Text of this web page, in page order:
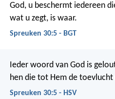
God, u beschermt iedereen
wat u zegt, is waar.
Spreuken 30:5 - BGT
Ieder woord van God is
hen die tot Hem de toevlucht
Spreuken 30:5 - HSV